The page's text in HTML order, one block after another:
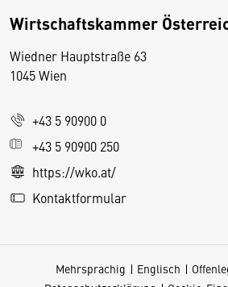
Wirtschaftskammer
Wiedner Hauptstraße 63
1045 Wien
+43 5 90900 0
+43 5 90900 250
https://wko.at/
Kontaktformular
Mehrsprachig Englisch
D
s
e
S
e